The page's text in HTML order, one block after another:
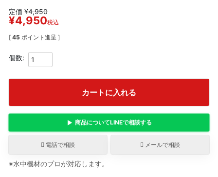
定価 ¥4,950
¥4,950税込
[ 45 ポイント進呈 ]
カートに入れる
商品についてLINEで相談する
電話で相談 メールで相談
※水中機材のプロが対応します。